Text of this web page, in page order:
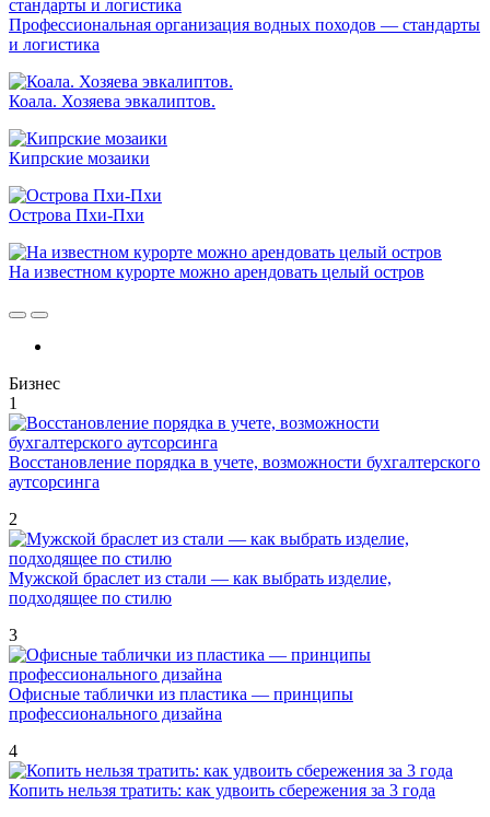
Профессиональная организация водных походов — стандарты
и логистика
Коала. Хозяева эвкалиптов.
Кипрские мозаики
Острова Пхи-Пхи
На известном курорте можно арендовать целый остров
Бизнес
1
Восстановление порядка в учете, возможности бухгалтерского
аутсорсинга
2
Мужской браслет из стали — как выбрать изделие,
подходящее по стилю
3
Офисные таблички из пластика — принципы
профессионального дизайна
4
Копить нельзя тратить: как удвоить сбережения за 3 года